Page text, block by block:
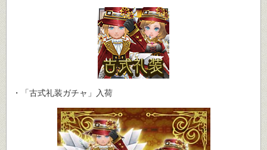
・「古式礼装ガチャ」入荷